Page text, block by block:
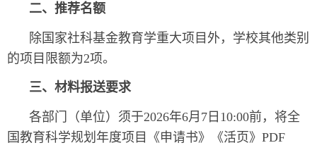
二、推荐名额
除国家社科基金教育学重大项目外，学校其他类别
的项目限额为2项。
三、材料报送要求
各部门（单位）须于2026年6月7日10:00前，将全
国教育科学规划年度项目《申请书》《活页》PDF